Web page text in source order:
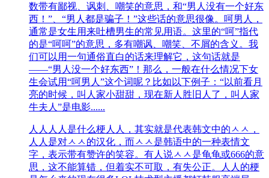
数带有鄙视、讽刺、嘲笑的意思，和“男人没有一个好东
西！”、“男人都是骗子！”这些话的意思很像。呵男人，
通常是女生用来吐槽男生的常见用语。这里的“呵”指代
的是“呵呵”的意思，多有嘲讽、嘲笑、不屑的含义。我
们可以用一句通俗直白的话来理解它，这句话就是
——“男人没一个好东西”！那么，一般在什么情况下女
生会试用“呵男人”这个词呢？比如以下例子：“以前看月
亮的时候，叫人家小甜甜，现在新人胜旧人了，叫人家
牛夫人”是电影......
人人 人人是什么梗人人，其实就是代表韩文中的ㅅㅅ，
人人是对ㅅㅅ的汉化，而ㅅㅅ是韩语中的一种表情文
字，表示带有赞许的笑容。有人说ㅅㅅ是龟龟或666的意
思，这不能算错，但着实不可取，有失公正。人人的梗